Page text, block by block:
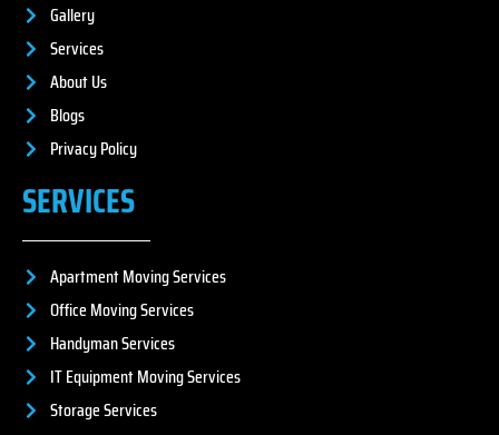
Gallery
Services
About Us
Blogs
Privacy Policy
SERVICES
Apartment Moving Services
Office Moving Services
Handyman Services
IT Equipment Moving Services
Storage Services